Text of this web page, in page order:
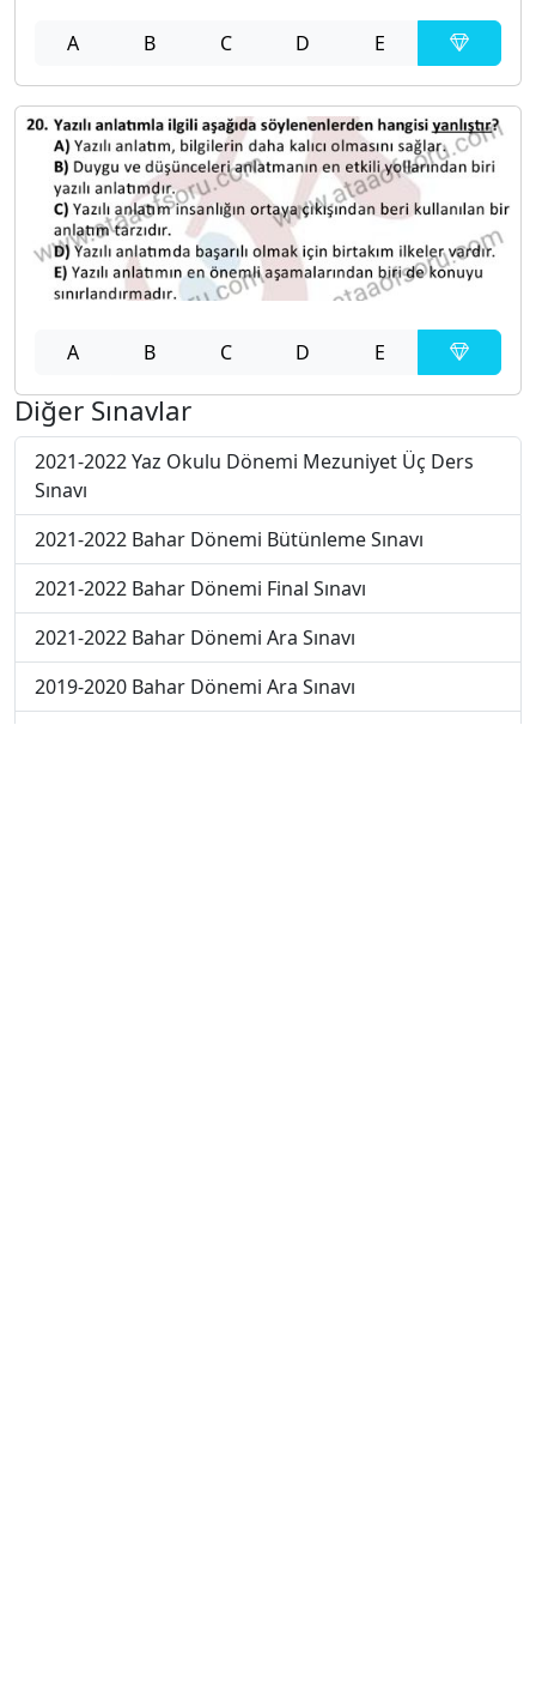
A B C D E
A B C D E
Diğer Sınavlar
2021-2022 Yaz Okulu Dönemi Mezuniyet Üç Ders
Sınavı
2021-2022 Bahar Dönemi Bütünleme Sınavı
2021-2022 Bahar Dönemi Final Sınavı
2021-2022 Bahar Dönemi Ara Sınavı
2019-2020 Bahar Dönemi Ara Sınavı